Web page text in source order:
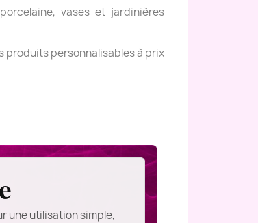
vases et jardinières
produits personnalisables à prix
une utilisation simple,